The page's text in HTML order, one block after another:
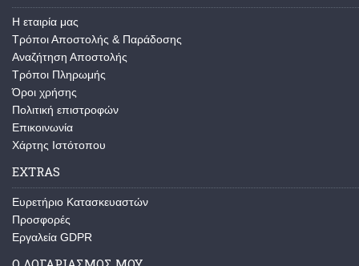
Η εταιρία μας
Τρόποι Αποστολής & Παράδοσης
Αναζήτηση Αποστολής
Τρόποι Πληρωμής
Όροι χρήσης
Πολιτική επιστροφών
Επικοινωνία
Χάρτης Ιστότοπου
EXTRAS
Ευρετήριο Κατασκευαστών
Προσφορές
Εργαλεία GDPR